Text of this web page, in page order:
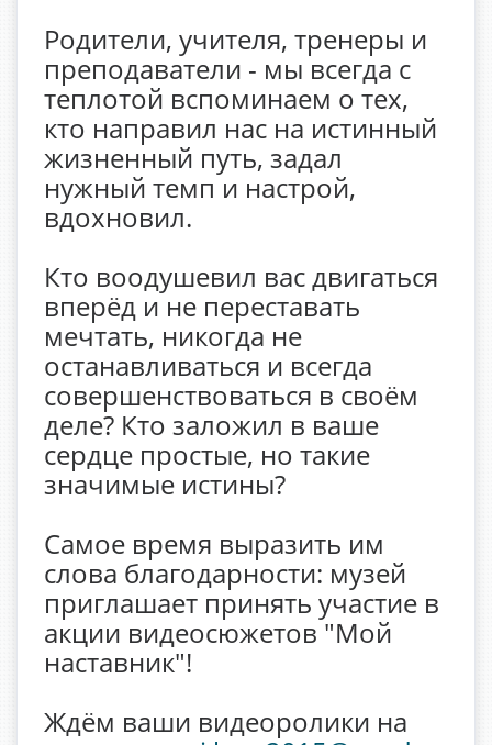
Родители, учителя, тренеры и
преподаватели - мы всегда с
теплотой вспоминаем о тех,
кто направил нас на истинный
жизненный путь, задал
нужный темп и настрой,
вдохновил.
Кто воодушевил вас двигаться
вперёд и не переставать
мечтать, никогда не
останавливаться и всегда
совершенствоваться в своём
деле? Кто заложил в ваше
сердце простые, но такие
значимые истины?
Самое время выразить им
слова благодарности: музей
приглашает принять участие в
акции видеосюжетов "Мой
наставник"!
Ждём ваши видеоролики на